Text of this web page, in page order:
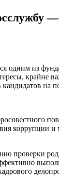
одним из
крайне
на
проверки